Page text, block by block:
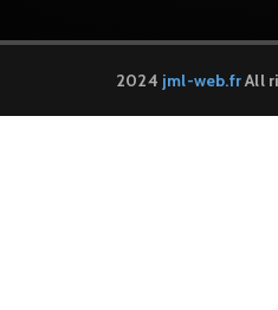
2024 jml-web.frAll